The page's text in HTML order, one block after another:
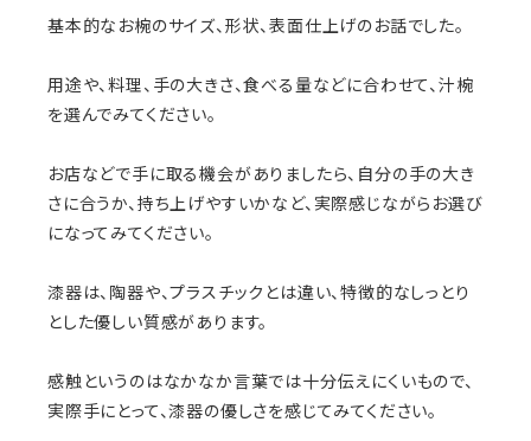
基本的なお椀のサイズ、形状、表面仕上げのお話でした。
用途や、料理、手の大きさ、食べる量などに合わせて、汁椀
を選んでみてください。
お店などで手に取る機会がありましたら、自分の手の大き
さに合うか、持ち上げやすいかなど、実際感じながらお選び
になってみてください。
漆器は、陶器や、プラスチックとは違い、特徴的なしっとり
とした優しい質感があります。
感触というのはなかなか言葉では十分伝えにくいもので、
実際手にとって、漆器の優しさを感じてみてください。